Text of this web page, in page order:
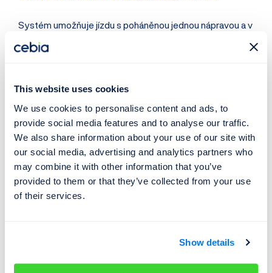
This website uses cookies
We use cookies to personalise content and ads, to
provide social media features and to analyse our traffic.
We also share information about your use of our site with
our social media, advertising and analytics partners who
may combine it with other information that you’ve
provided to them or that they’ve collected from your use
of their services.
Show details
Systém umožňuje jízdu s poháněnou jednou nápravou a v
případě potřeby sepnout 4x4 a rozdělovat sílu mezi
zadní kola. Elektronika tak nemusí prokluz kol řešit jejich
Twinster je však velmi citlivý na perfektně naladěný
software a při náhlé potřebě 4x4 může mít jisté prodlevy.
Proto zatím není příliš rozšířený - využívá jej
zmiňovanýFord Focus RS,Range Rover Evoquea nebo
2. generaceOpeluInsignia.
✔️ Možnost libovolně rozdělovat hnací sílu mezi